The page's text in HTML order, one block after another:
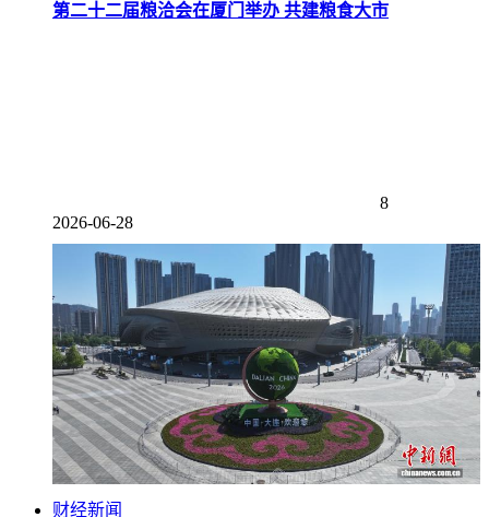
第二十二届粮洽会在厦门举办 共建粮食大市
8
2026-06-28
财经新闻